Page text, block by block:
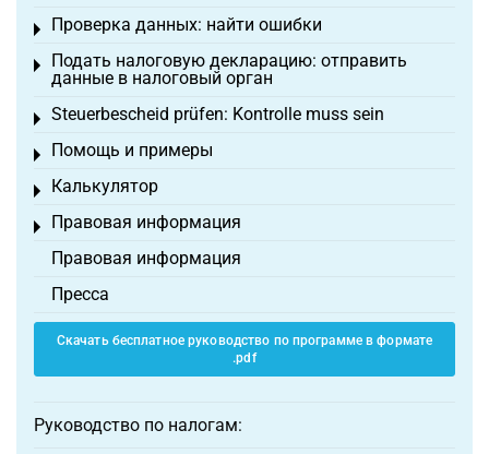
Проверка данных: найти ошибки
Toggle menu
Подать налоговую декларацию: отправить
данные в налоговый орган
Toggle menu
Steuerbescheid prüfen: Kontrolle muss sein
Toggle menu
Помощь и примеры
Toggle menu
Калькулятор
Toggle menu
Правовая информация
Toggle menu
Правовая информация
Пресса
Скачать бесплатное руководство по программе в формате
.pdf
Руководство по налогам: